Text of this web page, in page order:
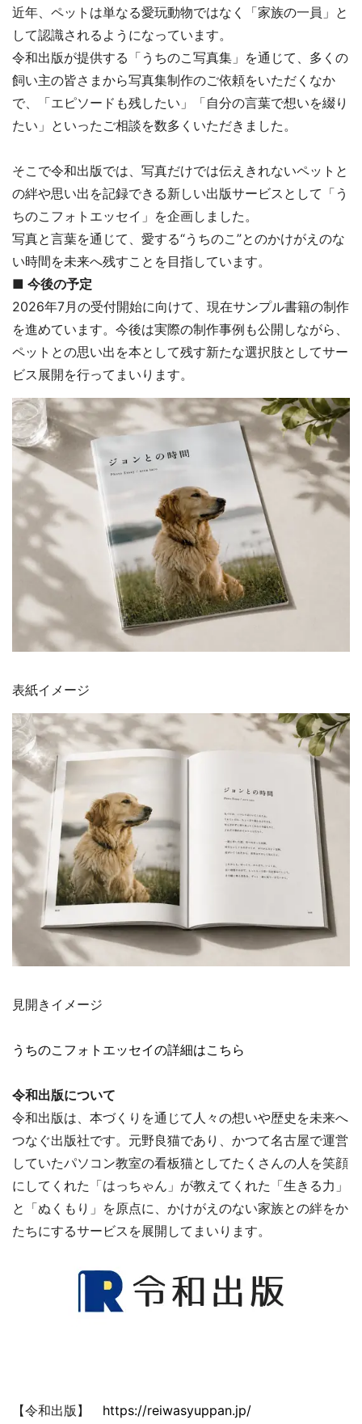
近年、ペットは単なる愛玩動物ではなく「家族の一員」と
して認識されるようになっています。
令和出版が提供する「うちのこ写真集」を通じて、多くの
飼い主の皆さまから写真集制作のご依頼をいただくなか
で、「エピソードも残したい」「自分の言葉で想いを綴り
たい」といったご相談を数多くいただきました。
そこで令和出版では、写真だけでは伝えきれないペットと
の絆や思い出を記録できる新しい出版サービスとして「う
ちのこフォトエッセイ」を企画しました。
写真と言葉を通じて、愛する“うちのこ”とのかけがえのな
い時間を未来へ残すことを目指しています。
■ 今後の予定
2026年7月の受付開始に向けて、現在サンプル書籍の制作
を進めています。今後は実際の制作事例も公開しながら、
ペットとの思い出を本として残す新たな選択肢としてサー
ビス展開を行ってまいります。
表紙イメージ
見開きイメージ
うちのこフォトエッセイの詳細はこちら
令和出版について
令和出版は、本づくりを通じて人々の想いや歴史を未来へ
つなぐ出版社です。元野良猫であり、かつて名古屋で運営
していたパソコン教室の看板猫としてたくさんの人を笑顔
にしてくれた「はっちゃん」が教えてくれた「生きる力」
と「ぬくもり」を原点に、かけがえのない家族との絆をか
たちにするサービスを展開してまいります。
【令和出版】 https://reiwasyuppan.jp/